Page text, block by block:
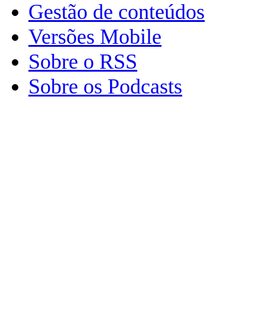
Gestão de conteúdos
Versões Mobile
Sobre o RSS
Sobre os Podcasts